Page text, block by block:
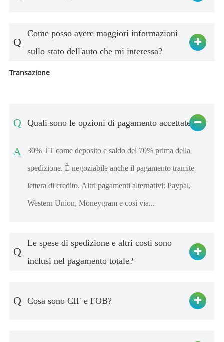
Q
Come posso avere maggiori informazioni
sullo stato dell'auto che mi interessa?
Transazione
Q Quali sono le opzioni di pagamento accettate?
A 30% TT come deposito e saldo del 70% prima della
spedizione. È negoziabile anche il pagamento tramite
lettera di credito. Altri pagamenti alternativi: Paypal,
Western Union, Moneygram e così via...
Q
Le spese di spedizione e altri costi sono
inclusi nel pagamento totale?
Q Cosa sono CIF e FOB?